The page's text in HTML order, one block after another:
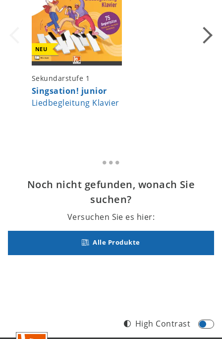
NEU
Sekundarstufe 1
Singsation! junior
Liedbegleitung Klavier
Noch nicht gefunden, wonach Sie
suchen?
Versuchen Sie es hier:
Alle Produkte
Footer
High Contrast